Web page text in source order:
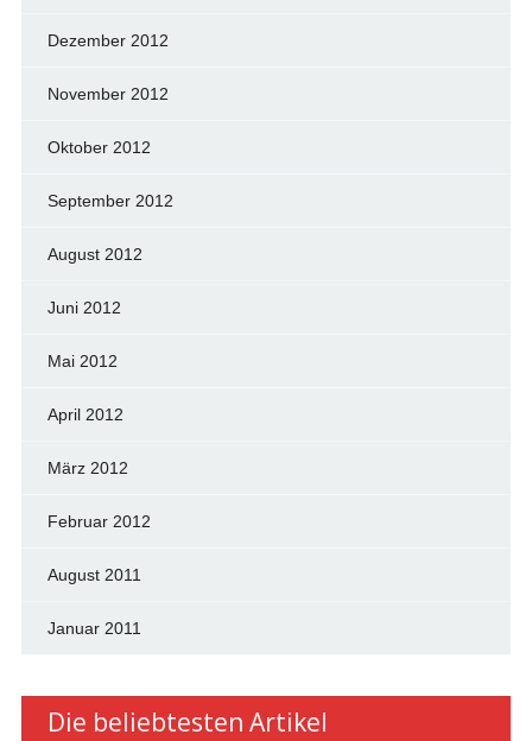
Dezember 2012
November 2012
Oktober 2012
September 2012
August 2012
Juni 2012
Mai 2012
April 2012
März 2012
Februar 2012
August 2011
Januar 2011
Die beliebtesten Artikel